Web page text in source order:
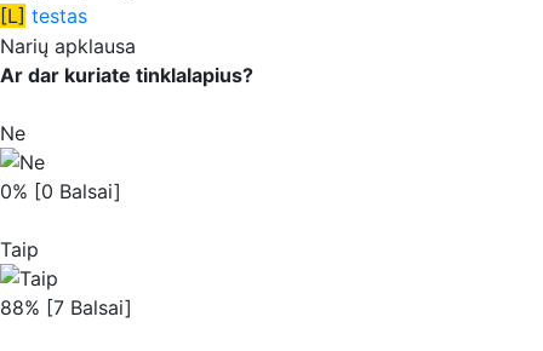
[L] testas
Narių apklausa
Ar dar kuriate tinklalapius?
Ne
0% [0 Balsai]
Taip
88% [7 Balsai]